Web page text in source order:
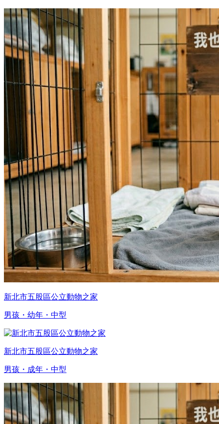
新北市五股區公立動物之家
男孩・幼年・中型
新北市五股區公立動物之家
男孩・成年・中型